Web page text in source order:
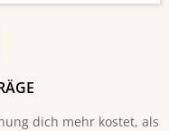
dich mehr kostet, als